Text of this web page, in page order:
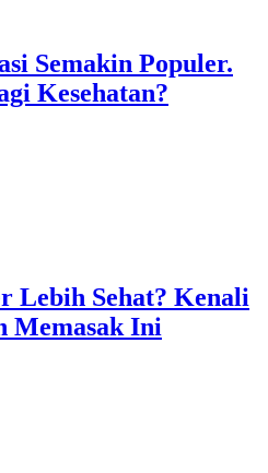
Semakin Populer.
Kesehatan?
Lebih Sehat? Kenali
Memasak Ini